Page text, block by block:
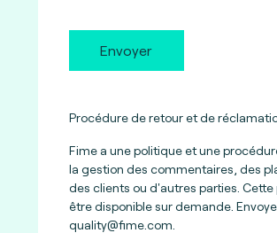
Envoyer
Procédure de retour et de
Fime a une politique et une
la gestion des commentaires, des
des clients ou d'autres parties.
être disponible sur demande.
quality@fime.com